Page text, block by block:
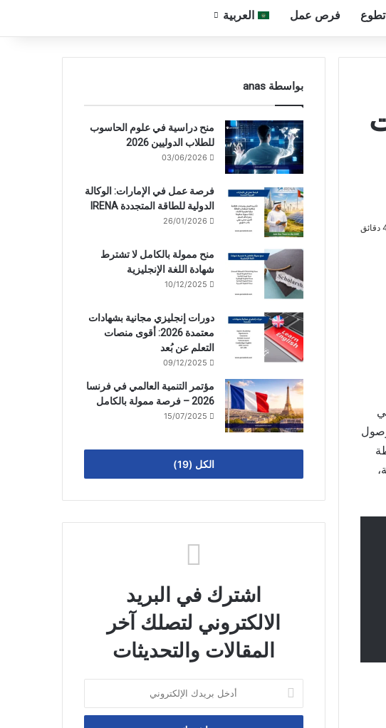
تطوع فرص عمل العربية
بواسطة anas
منح دراسية في علوم الحاسوب
للطلاب الدوليين 2026
03/06/2026
فرصة عمل في الإمارات: الوكالة
الدولية للطاقة المتجددة IRENA
26/01/2026
منح ممولة بالكامل لا تشترط
شهادة اللغة الإنجليزية
10/12/2025
دورات إنجليزي مجانية بشهادات
معتمدة 2026: أقوى منصات
التعلم عن بُعد
09/12/2025
مؤتمر التنمية العالمي في فرنسا
2026 – فرصة ممولة بالكامل
15/07/2025
الكل (19)
اشترك في البريد
الالكتروني لتصلك آخر
المقالات والتحديثات
بريدك
الإلكتروني